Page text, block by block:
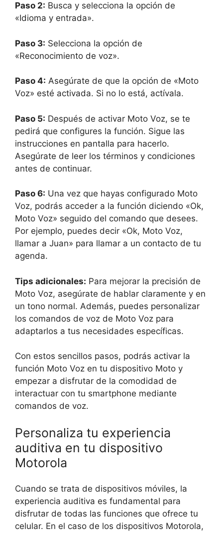
Paso 2: Busca y selecciona la opción de
«Idioma y entrada».
Paso 3: Selecciona la opción de
«Reconocimiento de voz».
Paso 4: Asegúrate de que la opción de «Moto
Voz» esté activada. Si no lo está, actívala.
Paso 5: Después de activar Moto Voz, se te
pedirá que configures la función. Sigue las
instrucciones en pantalla para hacerlo.
Asegúrate de leer los términos y condiciones
antes de continuar.
Paso 6: Una vez que hayas configurado Moto
Voz, podrás acceder a la función diciendo «Ok,
Moto Voz» seguido del comando que desees.
Por ejemplo, puedes decir «Ok, Moto Voz,
llamar a Juan» para llamar a un contacto de tu
agenda.
Tips adicionales: Para mejorar la precisión de
Moto Voz, asegúrate de hablar claramente y en
un tono normal. Además, puedes personalizar
los comandos de voz de Moto Voz para
adaptarlos a tus necesidades específicas.
Con estos sencillos pasos, podrás activar la
función Moto Voz en tu dispositivo Moto y
empezar a disfrutar de la comodidad de
interactuar con tu smartphone mediante
comandos de voz.
Personaliza tu experiencia
auditiva en tu dispositivo
Motorola
Cuando se trata de dispositivos móviles, la
experiencia auditiva es fundamental para
disfrutar de todas las funciones que ofrece tu
celular. En el caso de los dispositivos Motorola,